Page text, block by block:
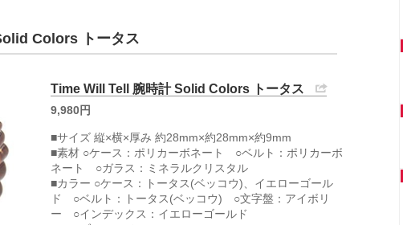
Colors トータス
Time Will Tell 腕時計 Solid Colors トータス
9,980円
■サイズ 縦×横×厚み 約28mm×約28mm×約9mm
■素材 ○ケース：ポリカーボネート ○ベルト：ポリカーボ
ネート ○ガラス：ミネラルクリスタル
■カラー ○ケース：トータス(ベッコウ)、イエローゴール
ド ○ベルト：トータス(ベッコウ) ○文字盤：アイボリ
ー ○インデックス：イエローゴールド